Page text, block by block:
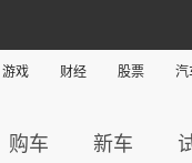
游戏 财经 股票 汽
购车 新车